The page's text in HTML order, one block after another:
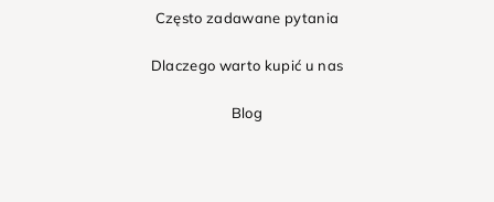
Często zadawane pytania
Dlaczego warto kupić u nas
Blog